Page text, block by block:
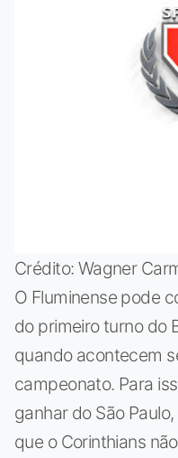
Crédito: Wagner
O Fluminense pode
do primeiro turno do
quando acontecem
campeonato. Para
ganhar do São
que o Corinthians